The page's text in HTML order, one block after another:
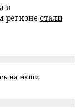
в
регионе стали
на наши